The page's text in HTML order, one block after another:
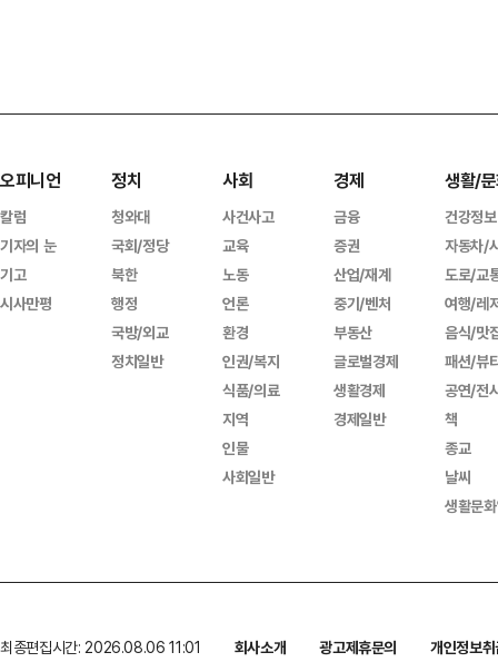
오피니언
칼럼
기자의 눈
기고
시사만평
정치
청와대
국회/정당
북한
행정
국방/외교
정치일반
사회
사건사고
교육
노동
언론
환경
인권/복지
식품/의료
지역
인물
사회일반
경제
금융
증권
산업/재계
중기/벤처
부동산
글로벌경제
생활경제
경제일반
생활/
건강정보
자동차/
도로/교
여행/레
음식/맛
패션/뷰
공연/전
책
종교
날씨
생활문
최종편집시간: 2026.08.06 11:01 회사소개 광고제휴문의
개인정보